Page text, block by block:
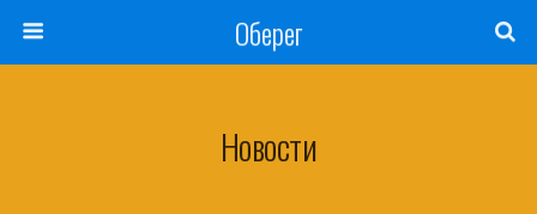
Оберег
Новости